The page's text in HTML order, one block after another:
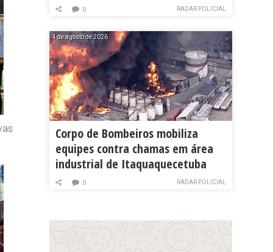
RADAR POLICIAL
0
4 de agosto de 2026
Corpo de Bombeiros mobiliza
equipes contra chamas em área
industrial de Itaquaquecetuba
RADAR POLICIAL
0